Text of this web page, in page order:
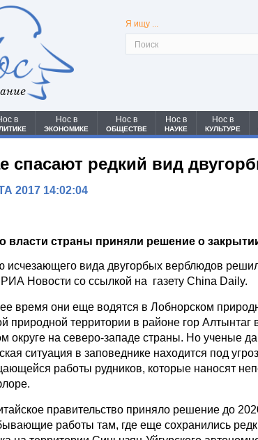
Я ищу ...
в Нос в
ЭКОНОМИКЕ
Нос в
ОБЩЕСТВЕ
Нос в
НАУКЕ
Нос в
КУЛЬТУРЕ
спасают редкий вид
2017 14:02:04
власти страны приняли решение о
исчезающего вида двугорбых верблюдов
Новости со ссылкой на газету China Daily.
время они еще водятся в Лобнорском
природной территории в районе гор Алтынтаг
округе на северо-западе страны. Но ученые
ситуация в заповеднике находится под
работы рудников, которые наносят
правительство приняло решение до
работы там, где еще сохранились